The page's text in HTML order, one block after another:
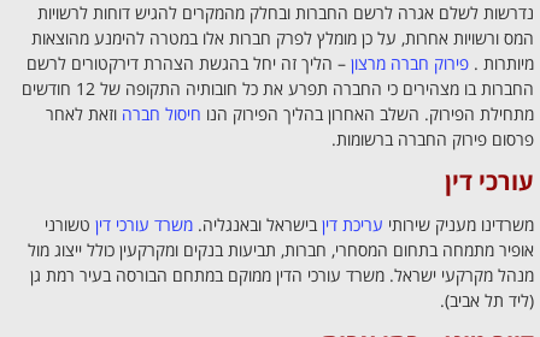
נדרשות לשלם אגרה לרשם החברות ובחלק מהמקרים להגיש דוחות לרשויות
המס ורשויות אחרות, על כן מומלץ לפרק חברות אלו במטרה להימנע מהוצאות
מיותרות . פירוק חברה מרצון – הליך זה יחל בהגשת הצהרת דירקטורים לרשם
החברות בו מצהירים כי החברה תפרע את כל חובותיה התקופה של 12 חודשים
מתחילת הפירוק. השלב האחרון בהליך הפירוק הנו חיסול חברה וזאת לאחר
פרסום פירוק החברה ברשומות.
עורכי דין
משרדינו מעניק שירותי עריכת דין בישראל ובאנגליה. משרד עורכי דין טשורני
אופיר מתמחה בתחום המסחרי, חברות, תביעות בנקים ומקרקעין כולל ייצוג מול
מנהל מקרקעי ישראל. משרד עורכי הדין ממוקם במתחם הבורסה בעיר רמת גן
(ליד תל אביב).